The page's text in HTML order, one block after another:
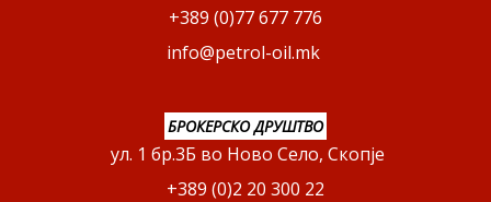
+389 (0)77 677 776
info@petrol-oil.mk
БРОКЕРСКО ДРУШТВО
ул. 1 бр.3Б во Ново Село, Скопје
+389 (0)2 20 300 22